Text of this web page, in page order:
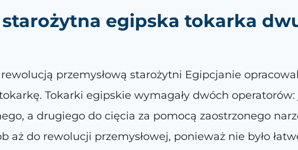
egipska tokarka
przemysłową starożytni Egipcjanie
Tokarki egipskie wymagały dwóch
a drugiego do cięcia za pomocą zaostrzonego
aż do rewolucji przemysłowej, ponieważ nie było